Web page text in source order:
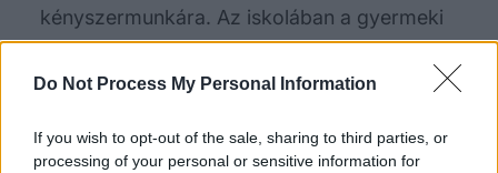
Do Not Process My Personal Information
If you wish to opt-out of the sale, sharing to third parties, or
processing of your personal or sensitive information for
kényszermunkára. Az iskolában a gyermeki
vidámság, az elevenség bűn. A gyermeki
fenyegetéssel, élettelen tanítással elégítik ki.